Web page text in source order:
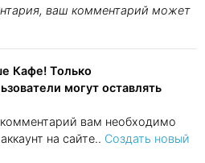
ваш комментарий может
Кафе! Только
могут оставлять
вам необходимо
на сайте.. Создать новый